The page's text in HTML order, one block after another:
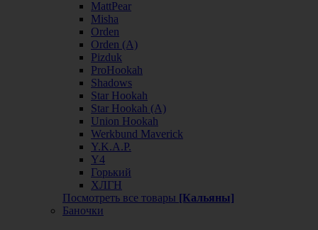
MattPear
Misha
Orden
Orden (А)
Pizduk
ProHookah
Shadows
Star Hookah
Star Hookah (А)
Union Hookah
Werkbund Maverick
Y.K.A.P.
Y4
Горький
ХЛГН
Посмотреть все товары [Кальяны]
Баночки